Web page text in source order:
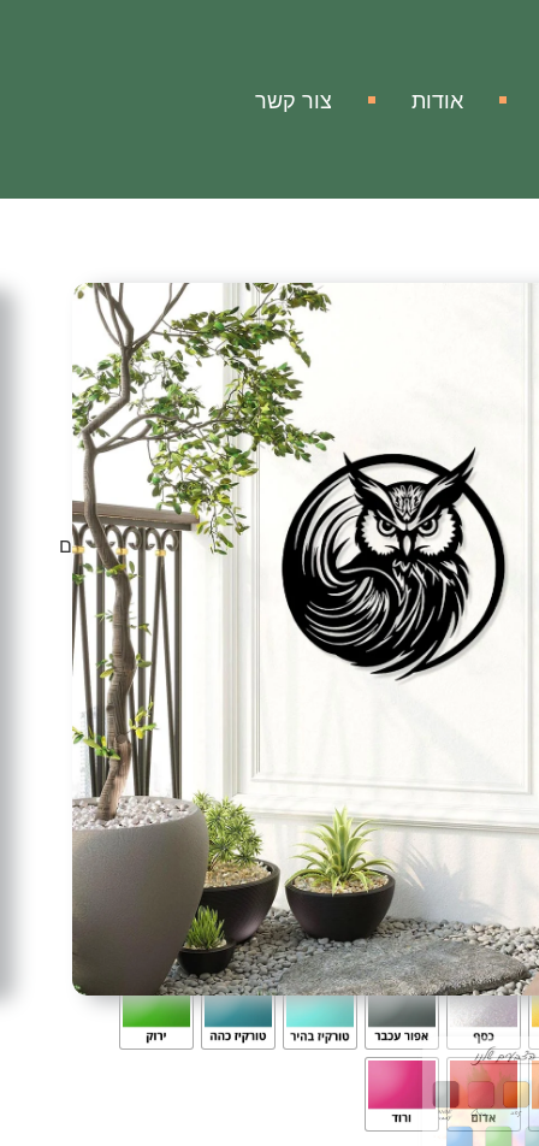
אודות צור קשר
לוכד את טבעו החידתי, סמל לחוכמה, אינטואיציה
נופך מודרני ואמנותי. החיבור לטבע המעודד דמיון מפותח
ופסטורלי ובעזרתו תוכלו להעניק לביתכם או למשרדכם
בעשייה מדויקת ובאיכות אמנותית ובמראה המיוחד.
המון חן ויופי עם משמעות לכל מרחב וחלל שתציבו בו את
לעשות שינויים בחלל הפנימי אז העיצוב הזה בהחלט
ללא / תכלת / כחול / ירוק / צהוב / כתום / סגול
בעובי 2 מ”מ
באבקה וייבוש בתנור בצורה קפדנית,
במפעלנו.
זמני ייצור ואספקה שלנו קצרים במיוחד שהם סה”כ עד 10 ימי עבודה במקסימום מרגע
ותיאום איתכם.